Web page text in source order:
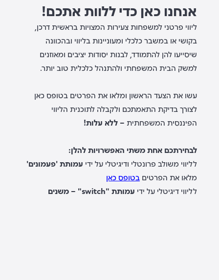
אנחנו כאן כדי ללוות אתכם!
ליווי פרטני למשפחות צעירות המצויות בראשית דרכן,
בקושי או במשבר כלכלי ומעוניינות בליווי ובהכוונה
שיסייעו להן להתמודד, לבנות יסודות יציבים ומאוזנים
למשק הבית המשפחתי ולהתנהל כלכלית טוב יותר.
עשו את הצעד הראשון ומלאו את הפרטים בטופס כאן
לצורך בדיקת התאמתכם ולקבלה לתוכנית הליווי
הפיננסית המשפחתית – ללא עלות!
לבחירתכם אחת משתי האפשרויות להלן:
לליווי משולב פרונטלי ודיגיטלי על ידי עמותת 'פעמונים'
מלאו את הפרטים בטופס כאן
לליווי דיגיטלי על ידי
עמותת "switch" – משנים